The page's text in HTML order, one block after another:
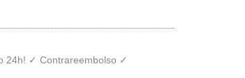
24h! ✓ Contrareembolso ✓